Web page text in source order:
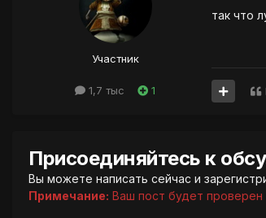
Участник
1,7 тыс 1
так что
Присоединяйтесь к
Вы можете написать сейчас и
Примечание: Ваш пост будет